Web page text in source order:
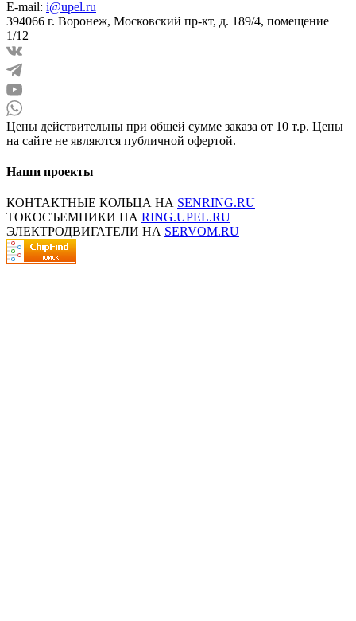
E-mail: i@upel.ru
394066 г. Воронеж, Московский пр-кт, д. 189/4, помещение
1/12
Цены действительны при общей сумме заказа от 10 т.р. Цены
на сайте не являются публичной офертой.
Наши проекты
КОНТАКТНЫЕ КОЛЬЦА НА SENRING.RU
ТОКОСЪЕМНИКИ НА RING.UPEL.RU
ЭЛЕКТРОДВИГАТЕЛИ НА SERVOM.RU